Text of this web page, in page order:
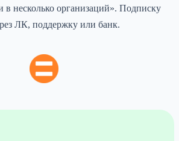
в несколько организаций». Подписку
ЛК, поддержку или банк.